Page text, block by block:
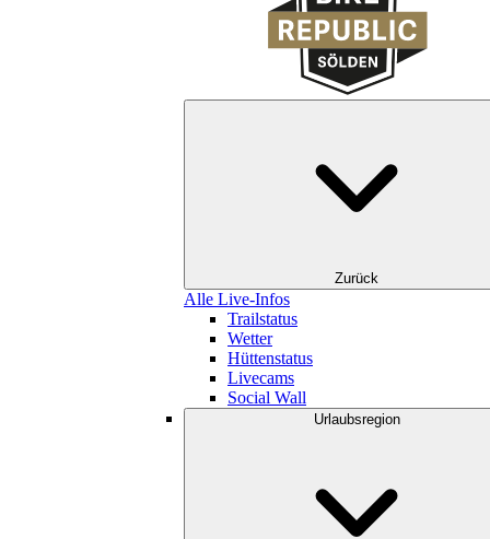
Zurück
Alle Live-Infos
Trailstatus
Wetter
Hüttenstatus
Livecams
Social Wall
Urlaubsregion